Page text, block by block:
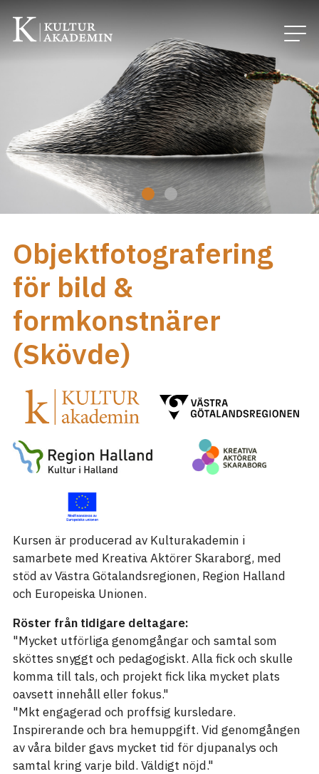
Objektfotografering
för bild &
formkonstnärer
(Skövde)
Kursen är producerad av Kulturakademin i
samarbete med Kreativa Aktörer Skaraborg, med
stöd av Västra Götalandsregionen, Region Halland
och Europeiska Unionen.
Röster från tidigare deltagare:
"Mycket utförliga genomgångar och samtal som
sköttes snyggt och pedagogiskt. Alla fick och skulle
komma till tals, och projekt fick lika mycket plats
oavsett innehåll eller fokus."
"Mkt engagerad och proffsig kursledare.
Inspirerande och bra hemuppgift. Vid genomgången
av våra bilder gavs mycket tid för djupanalys och
samtal kring varje bild. Väldigt nöjd."